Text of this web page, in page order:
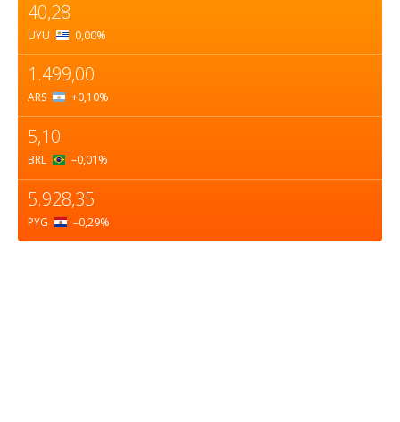
40,28
UYU 0,00%
1.499,00
ARS +0,10%
5,10
BRL –0,01 %
5.928,35
PYG –0,29%